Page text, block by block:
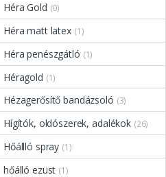
Héra Gold (0)
Héra matt latex (1)
Héra penészgátló (1)
Héragold (1)
Hézagerősítő bandázsoló (3)
Hígítók, oldószerek, adalékok (26)
Hőállló spray (1)
hőálló ezüst (1)